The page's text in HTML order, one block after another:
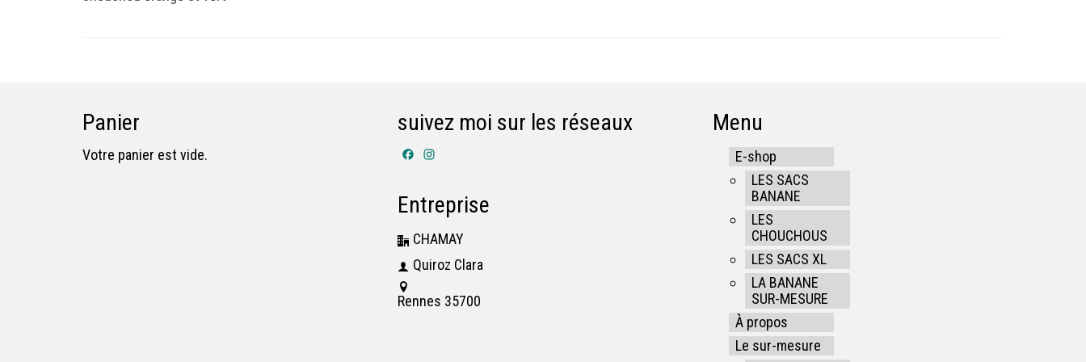
Panier
Votre panier est vide.
suivez moi sur les réseaux
Facebook
Entreprise
CHAMAY
Quiroz Clara
Rennes 35700
Menu
E-shop
LES SACS
BANANE
LES
CHOUCHOUS
LES SACS XL
LA BANANE
SUR-MESURE
À propos
Le sur-mesure